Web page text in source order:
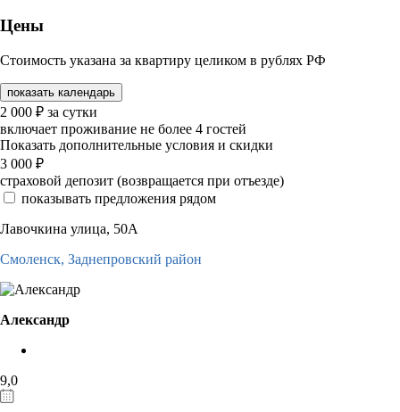
Цены
Стоимость указана за квартиру целиком в рублях РФ
показать календарь
2 000 ₽ за сутки
включает проживание не более 4 гостей
Показать дополнительные условия и скидки
3 000 ₽
страховой депозит (возвращается при отъезде)
показывать предложения рядом
Лавочкина улица, 50А
Смоленск, Заднепровский район
Александр
9,0